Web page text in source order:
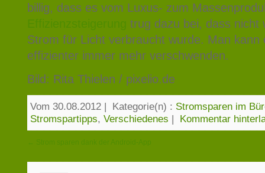
billig, dass es vom Luxus- zum
Effizienzsteigerung trug dazu bei, dass nicht
Strom für Licht verbraucht wurde. Man kann
effizienter immer mehr verschwenden.
Bild: Rita Thielen / pixelio.de
Vom 30.08.2012 | Kategorie(n) : Stromsparen im
Stromspartipps, Verschiedenes | Kommentar
← Strom sparen dank der Android-App